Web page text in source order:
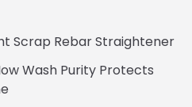
Scrap Rebar Straightener
Wash Purity Protects